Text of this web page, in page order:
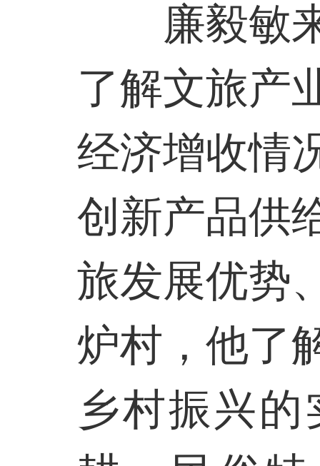
廉毅敏
了解文旅产
经济增收情
创新产品供
旅发展优势
炉村，他了
乡村振兴